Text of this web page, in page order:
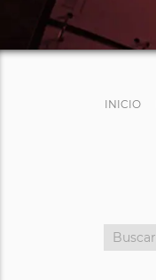
INICIO